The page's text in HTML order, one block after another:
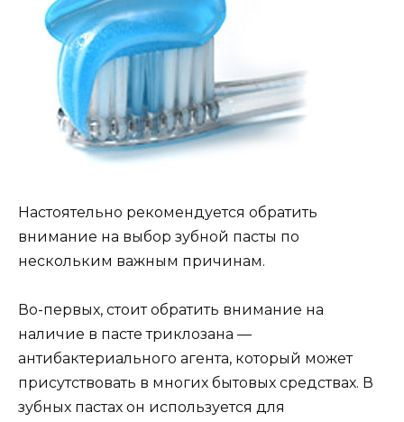
Настоятельно рекомендуется обратить
внимание на выбор зубной пасты по
нескольким важным причинам.
Во-первых, стоит обратить внимание на
наличие в пасте триклозана —
антибактериального агента, который может
присутствовать в многих бытовых средствах. В
зубных пастах он используется для